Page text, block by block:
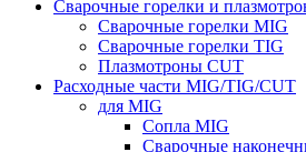
Сварочные горелки и
Сварочные горелки MIG
Сварочные горелки TIG
Плазмотроны CUT
Расходные части MIG/TIG/CUT
для MIG
Сопла MIG
Сварочные